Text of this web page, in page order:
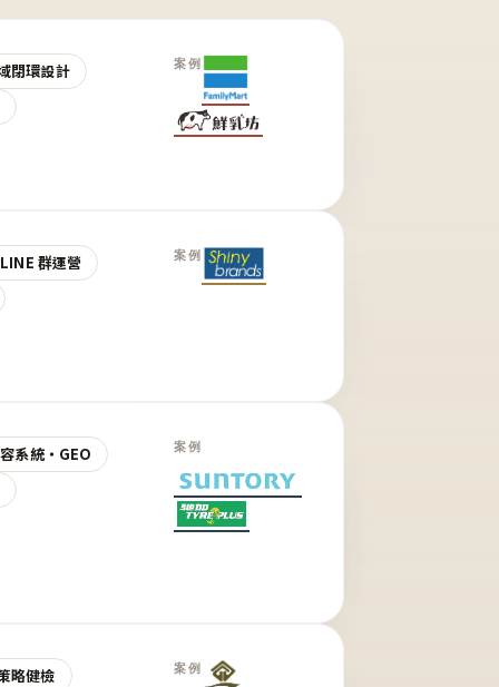
閉環設計
案例
群運營 案例
系統・GEO
案例
略健檢 案例